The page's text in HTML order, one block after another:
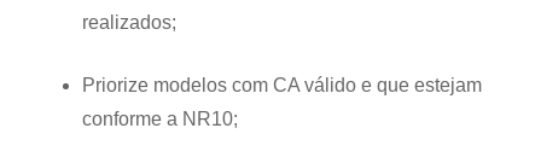
realizados;
Priorize modelos com CA válido e que estejam
conforme a NR10;